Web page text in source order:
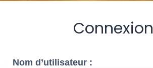
Connexion
Nom d’utilisateur :